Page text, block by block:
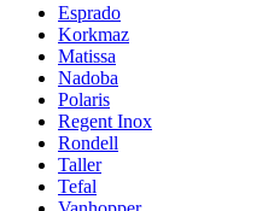
Esprado
Korkmaz
Matissa
Nadoba
Polaris
Regent Inox
Rondell
Taller
Tefal